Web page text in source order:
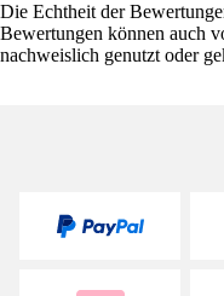
Die Echtheit der
Bewertungen können auch
nachweislich genutzt oder